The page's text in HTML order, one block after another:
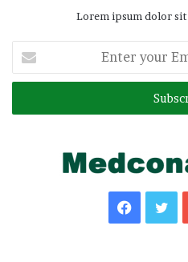
Lorem ipsum dolor
your
Email